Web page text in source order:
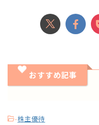
おすすめ記事
-株主優待